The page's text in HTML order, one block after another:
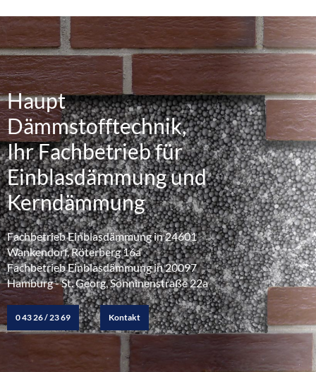
Haupt
Dämmstofftechnik,
Ihr Fachbetrieb für
Einblasdämmung und
Kerndämmung
Fachbetrieb Einblasdämmung in 24601
Wankendorf, Röterberg 16a
Fachbetrieb Einblasdämmung in 20097
Hamburg - St. Georg, Sonninenstraße 22a
0 43 26 / 23 69 Kontakt